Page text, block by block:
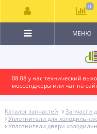
08.08 у нас технический
мессенджеры или чат на
МЕНЮ
Каталог запчастей
Запчасти
Уплотнители для
Уплотнители двери
0